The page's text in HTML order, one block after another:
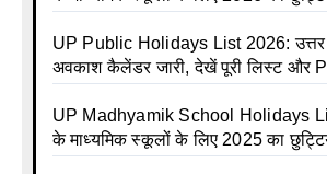
Calendar List 2026
Talika | UP Madhyamik Avkash
Madhyamik School avkash suchi |
Holiday Calendar | Madhyamik
List 2026
UP Public Holidays List 2026: उत्तर
अवकाश कैलेंडर जारी, देखें पूरी लिस्ट और
talika | Sarkari Avkash Talika | Up
Holidays Calendar
UP Madhyamik School Holidays
के माध्यमिक स्कूलों के लिए 2025 का